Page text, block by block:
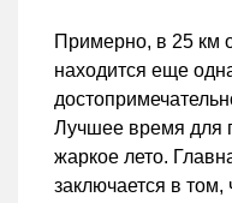
Примерно, в 25 км
находится еще
Лучшее время для
жаркое лето.
заключается в том,